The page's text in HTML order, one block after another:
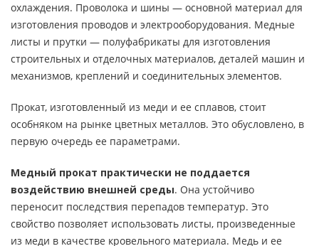
охлаждения. Проволока и шины — основной материал для
изготовления проводов и электрооборудования. Медные
листы и прутки — полуфабрикаты для изготовления
строительных и отделочных материалов, деталей машин и
механизмов, креплений и соединительных элементов.
Прокат, изготовленный из меди и ее сплавов, стоит
особняком на рынке цветных металлов. Это обусловлено, в
первую очередь ее параметрами.
Медный прокат практически не поддается
воздействию внешней среды. Она устойчиво
переносит последствия перепадов температур. Это
свойство позволяет использовать листы, произведенные
из меди в качестве кровельного материала. Медь и ее